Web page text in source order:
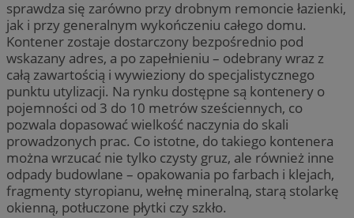
sprawdza się zarówno przy drobnym remoncie łazienki,
jak i przy generalnym wykończeniu całego domu.
Kontener zostaje dostarczony bezpośrednio pod
wskazany adres, a po zapełnieniu – odebrany wraz z
całą zawartością i wywieziony do specjalistycznego
punktu utylizacji. Na rynku dostępne są kontenery o
pojemności od 3 do 10 metrów sześciennych, co
pozwala dopasować wielkość naczynia do skali
prowadzonych prac. Co istotne, do takiego kontenera
można wrzucać nie tylko czysty gruz, ale również inne
odpady budowlane – opakowania po farbach i klejach,
fragmenty styropianu, wełnę mineralną, starą stolarkę
okienną, potłuczone płytki czy szkło.